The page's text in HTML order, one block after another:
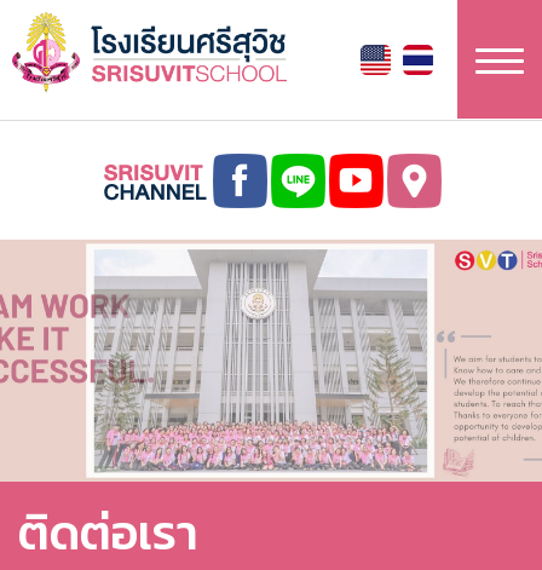
ยัง
เนื้อหา
ติดต่อเรา